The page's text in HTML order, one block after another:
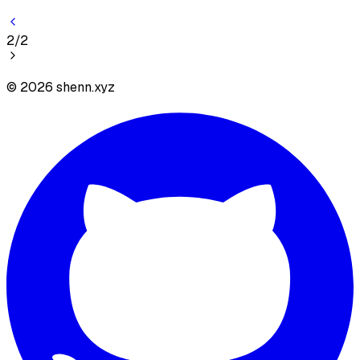
2/2
© 2026 shenn.xyz